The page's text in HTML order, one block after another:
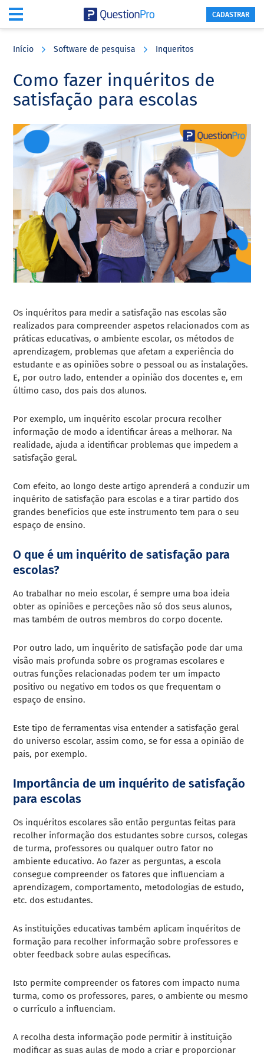
content
sidebar
CADASTRAR
Início Software de pesquisa Inqueritos
Como fazer inquéritos de
satisfação para escolas
Os inquéritos para medir a satisfação nas escolas são
realizados para compreender aspetos relacionados com as
práticas educativas, o ambiente escolar, os métodos de
aprendizagem, problemas que afetam a experiência do
estudante e as opiniões sobre o pessoal ou as instalações.
E, por outro lado, entender a opinião dos docentes e, em
último caso, dos pais dos alunos.
Por exemplo, um inquérito escolar procura recolher
informação de modo a identificar áreas a melhorar. Na
realidade, ajuda a identificar problemas que impedem a
satisfação geral.
Com efeito, ao longo deste artigo aprenderá a conduzir um
inquérito de satisfação para escolas e a tirar partido dos
grandes benefícios que este instrumento tem para o seu
espaço de ensino.
O que é um inquérito de satisfação para
escolas?
Ao trabalhar no meio escolar, é sempre uma boa ideia
obter as opiniões e perceções não só dos seus alunos,
mas também de outros membros do corpo docente.
Por outro lado, um inquérito de satisfação pode dar uma
visão mais profunda sobre os programas escolares e
outras funções relacionadas podem ter um impacto
positivo ou negativo em todos os que frequentam o
espaço de ensino.
Este tipo de ferramentas visa entender a satisfação geral
do universo escolar, assim como, se for essa a opinião de
pais, por exemplo.
Importância de um inquérito de satisfação
para escolas
Os inquéritos escolares são então perguntas feitas para
recolher informação dos estudantes sobre cursos, colegas
de turma, professores ou qualquer outro fator no
ambiente educativo. Ao fazer as perguntas, a escola
consegue compreender os fatores que influenciam a
aprendizagem, comportamento, metodologias de estudo,
etc. dos estudantes.
As instituições educativas também aplicam inquéritos de
formação para recolher informação sobre professores e
obter feedback sobre aulas específicas.
Isto permite compreender os fatores com impacto numa
turma, como os professores, pares, o ambiente ou mesmo
o currículo a influenciam.
A recolha desta informação pode permitir à instituição
modificar as suas aulas de modo a criar e proporcionar